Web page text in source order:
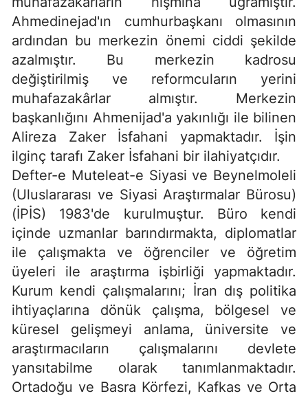
Ahmedinejad'ın cumhurbaşkanı olmasının
ardından bu merkezin önemi ciddi şekilde
azalmıştır. Bu merkezin kadrosu
değiştirilmiş ve reformcuların yerini
muhafazakârlar almıştır. Merkezin
başkanlığını Ahmenijad'a yakınlığı ile bilinen
Alireza Zaker İsfahani yapmaktadır. İşin
ilginç tarafı Zaker İsfahani bir ilahiyatçıdır.
Defter-e Muteleat-e Siyasi ve Beynelmoleli
(Uluslararası ve Siyasi Araştırmalar Bürosu)
(İPİS) 1983'de kurulmuştur. Büro kendi
içinde uzmanlar barındırmakta, diplomatlar
ile çalışmakta ve öğrenciler ve öğretim
üyeleri ile araştırma işbirliği yapmaktadır.
Kurum kendi çalışmalarını; İran dış politika
ihtiyaçlarına dönük çalışma, bölgesel ve
küresel gelişmeyi anlama, üniversite ve
araştırmacıların çalışmalarını devlete
yansıtabilme olarak tanımlanmaktadır.
Ortadoğu ve Basra Körfezi, Kafkas ve Orta